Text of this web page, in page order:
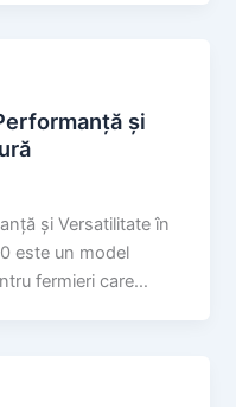
și
și Versatilitate în
este un model
fermieri care…